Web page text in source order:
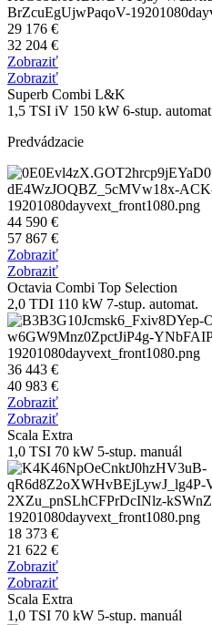
29 176 €
32 204 €
Zobraziť
Zobraziť
Superb Combi L&K
1,5 TSI iV 150 kW 6-stup.
Predvádzacie
44 590 €
57 867 €
Zobraziť
Zobraziť
Octavia Combi Top Selection
2,0 TDI 110 kW 7-stup. automat.
36 443 €
40 983 €
Zobraziť
Zobraziť
Scala Extra
1,0 TSI 70 kW 5-stup. manuál
18 373 €
21 622 €
Zobraziť
Zobraziť
Scala Extra
1,0 TSI 70 kW 5-stup. manuál